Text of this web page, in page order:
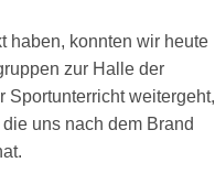
haben, konnten wir heute
zur Halle der
Sportunterricht weitergeht,
uns nach dem Brand